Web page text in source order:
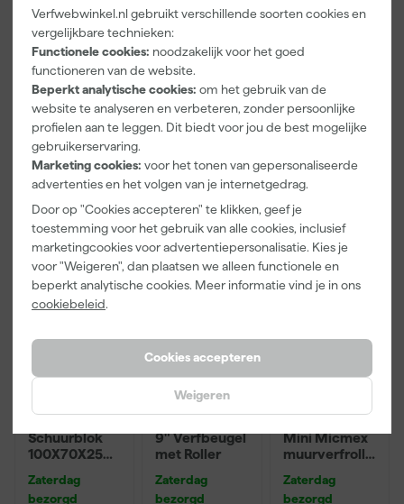
Verfwebwinkel.nl gebruikt verschillende soorten cookies en
vergelijkbare technieken:
Functionele cookies: noodzakelijk voor het goed
functioneren van de website.
Beperkt analytische cookies: om het gebruik van de
website te analyseren en verbeteren, zonder persoonlijke
profielen aan te leggen. Dit biedt voor jou de best mogelijke
gebruikerservaring.
Marketing cookies: voor het tonen van gepersonaliseerde
advertenties en het volgen van je internetgedrag.
Door op "Cookies accepteren" te klikken, geef je
toestemming voor het gebruik van alle cookies, inclusief
marketingcookies voor advertentiepersonalisatie. Kies je
voor "Weigeren", dan plaatsen we alleen functionele en
beperkt analytische cookies. Meer informatie vind je in ons
cookiebeleid.
Cookies accepteren
Weigeren
Paintura
Lucamax
Washi tape -
50mx24mm
Zaterdag
bezorgd
Adviesprijs 6,00
3,99
Farrow & Ball
F&B
Kleurenwaaie
r
Zaterdag
bezorgd
22,
And Go
Verfbak -
0,5L + 5
Inzetbakken
Zaterdag
bezorgd
3,
Schuurblok
100X70X25m
P220
Zaterdag
bezorgd
9" Verfbeugel
met Roller
Zaterdag
bezorgd
Mini Micmex
muurverfrolle
Zaterdag
bezorgd